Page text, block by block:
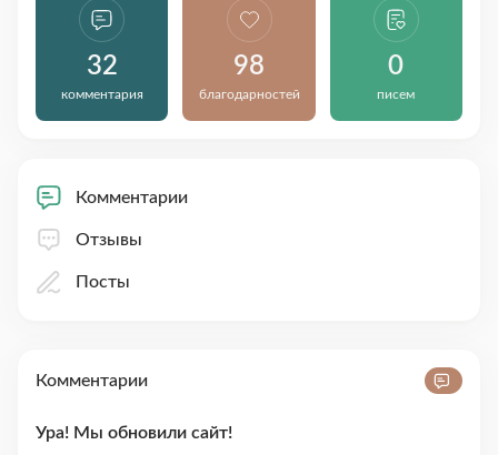
32
комментария
98
благодарностей
0
писем
Комментарии
Отзывы
Посты
Комментарии
Ура! Мы обновили сайт!